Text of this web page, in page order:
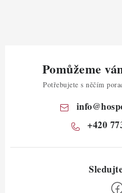
Pomůžeme
Potřebujete s něčím
info@
+420